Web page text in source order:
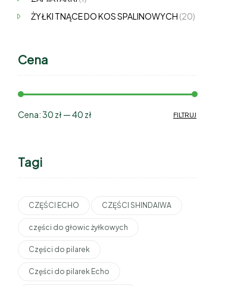
ŻYŁKI TNĄCE DO KOS SPALINOWYCH (20)
Cena
FILTRUJ
Cena:30 zł—40 zł
Tagi
CZĘŚCI ECHO CZĘŚCI SHINDAIWA
części do głowic żyłkowych
Części do pilarek
Części do pilarek Echo